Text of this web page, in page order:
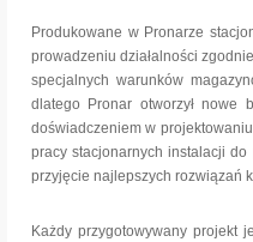
Produkowane w Pronarze
prowadzeniu działalności
specjalnych warunków
dlatego Pronar otworzył nowe
doświadczeniem w
pracy stacjonarnych instalacji
przyjęcie najlepszych rozwiązań
Każdy przygotowywany projekt